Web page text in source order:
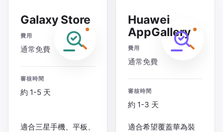
Galaxy Store
費用
通常免費
審核時間
約 1-5 天
適合三星手機、平板、
Huawei
AppGallery
費用
通常免費
審核時間
約 1-3 天
適合希望覆蓋華為裝